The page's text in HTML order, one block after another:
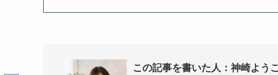
この記事を書いた人：神崎ようこ